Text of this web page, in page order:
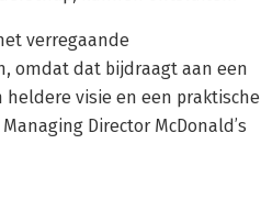
verregaande
omdat dat bijdraagt aan een
visie en een praktische
Director McDonald’s